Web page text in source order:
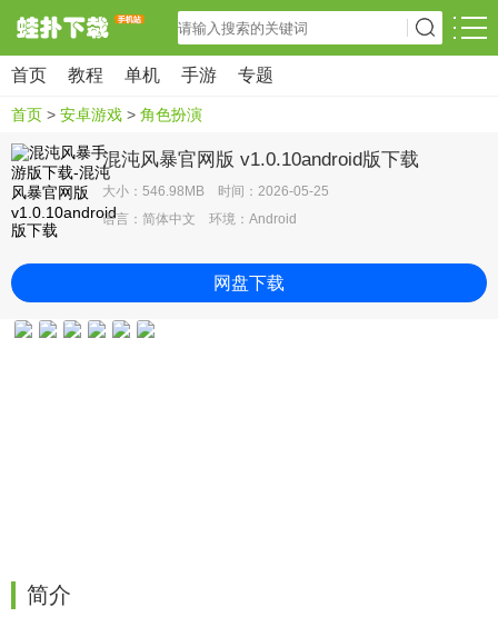
首页 教程 单机 手游 专题
首页 > 安卓游戏 > 角色扮演
混沌风暴官网版 v1.0.10android版下载
大小：546.98MB 时间：2026-05-25
语言：简体中文 环境：Android
网盘下载
简介